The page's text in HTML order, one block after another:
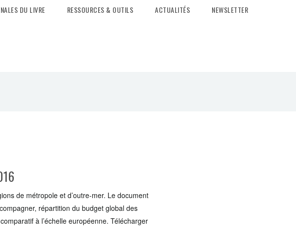
DU LIVRE RESSOURCES & OUTILS ACTUALITÉS NEWSLETTER
de métropole et d’outre-mer. Le document
répartition du budget global des
à l’échelle européenne. Télécharger